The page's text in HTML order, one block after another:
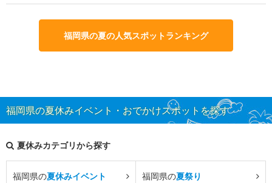
福岡県の夏の人気スポットランキング
福岡県の夏休みイベント・おでかけスポットを探す
夏休みカテゴリから探す
福岡県の夏休みイベント 福岡県の夏祭り